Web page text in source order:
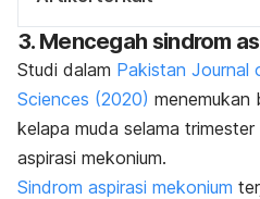
3. Mencegah sindrom
Studi dalam Pakistan Journal
Sciences (2020) menemukan
kelapa muda selama
aspirasi mekonium.
Sindrom aspirasi mekonium